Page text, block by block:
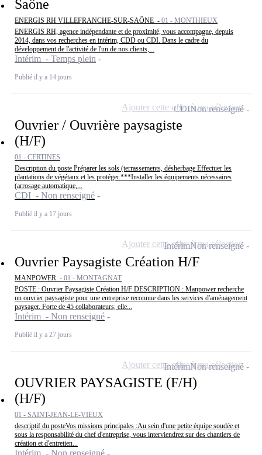
Saône
ENERGIS RH VILLEFRANCHE-SUR-SAÔNE - 01 - MONTHIEUX
ENERGIS RH, agence indépendante et de proximité, vous accompagne, depuis
2014, dans vos recherches en intérim, CDD ou CDI. Dans le cadre du
développement de l'activité de l'un de nos clients,...
Intérim - Temps plein
Publié il y a 14 jours
Ouvrier / Ouvrière paysagiste
(H/F)
01 - CERTINES
Description du poste Préparer les sols (terrassements, désherbage Effectuer les
plantations de végétaux et les protéger.***Installer les équipements nécessaires
(arrosage automatique,...
CDI - Non renseigné
Publié il y a 17 jours
CDINon renseigné
Ajouter cette offre à ma sélection
Ouvrier Paysagiste Création H/F
MANPOWER - 01 - MONTAGNAT
POSTE : Ouvrier Paysagiste Création H/F DESCRIPTION : Manpower recherche
un ouvrier paysagiste pour une entreprise reconnue dans les services d'aménagement
paysager. Forte de 45 collaborateurs, elle...
Intérim - Non renseigné
Publié il y a 27 jours
IntérimNon renseigné
Ajouter cette offre à ma sélection
OUVRIER PAYSAGISTE (F/H)
(H/F)
01 - SAINT-JEAN-LE-VIEUX
descriptif du posteVos missions principales :Au sein d'une petite équipe soudée et
sous la responsabilité du chef d'entreprise, vous interviendrez sur des chantiers de
création et d'entretien...
IntérimNon renseigné
Ajouter cette offre à ma sélection